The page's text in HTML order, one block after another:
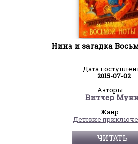
Нина и загадка
Дата
2015-07-02
Авторы:
Витчер
Жанр:
Детские
ЧИТАТЬ